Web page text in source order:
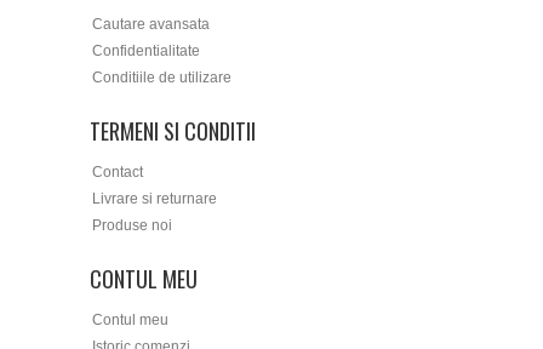
Cautare avansata
Confidentialitate
Conditiile de utilizare
TERMENI SI CONDITII
Contact
Livrare si returnare
Produse noi
CONTUL MEU
Contul meu